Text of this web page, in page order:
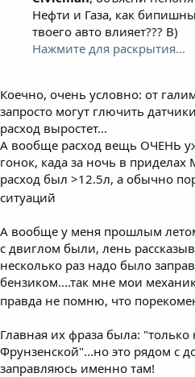
Нефти и Газа, как
твоего авто влияет??? B)
Нажмите для раскрытия...
Коечно, очень условно: от
запросто могут глючить
расход выростет...
А вообще расход вещь ОЧЕНЬ
гонок, када за ночь в
расход был >12.5л, а обычно
ситуаций
А вообще у меня прошлым
с двиглом были, лень
несколько раз надо было
бензиком....так мне мои
правда не помню, что
Главная их фраза была:
Фрунзенской"...но это рядом с
заправляюсь именно там!